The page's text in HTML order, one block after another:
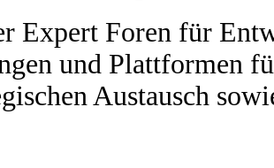
Expert Foren für
und Plattformen
Austausch